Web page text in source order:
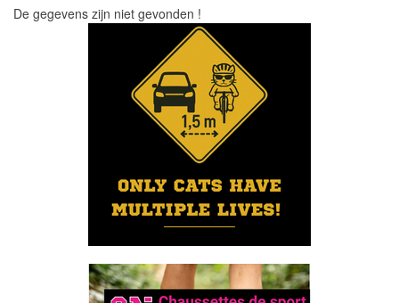
De gegevens zijn niet gevonden !